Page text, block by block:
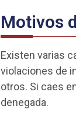
Motivos
Existen varias
violaciones de
otros. Si caes
denegada.